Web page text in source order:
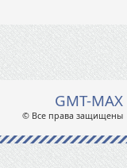
GMT-MAX
© Все права защищены